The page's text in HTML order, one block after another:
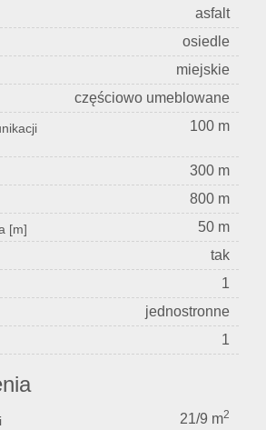
asfalt
osiedle
miejskie
częściowo umeblowane
100 m
300 m
800 m
[m] 50 m
tak
1
jednostronne
1
21/9 m2